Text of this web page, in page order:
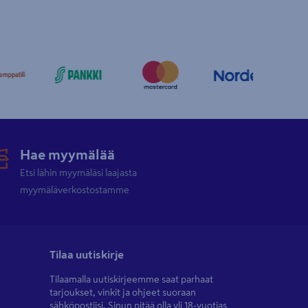
Hae myymälää
Etsi lähin myymäläsi laajasta
myymäläverkostostamme
Tilaa uutiskirje
Tilaamalla uutiskirjeemme saat parhaat
tarjoukset, vinkit ja ohjeet suoraan
sähköpostiisi. Sinun pitää olla yli 18-vuotias